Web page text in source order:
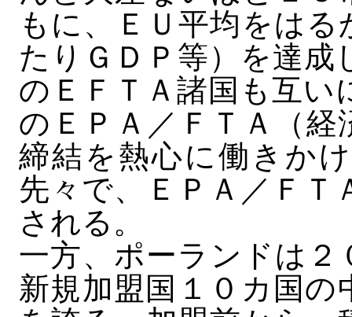
もに、ＥＵ平均をは
たりＧＤＰ等）を達
のＥＦＴＡ諸国も互い
のＥＰＡ／ＦＴＡ（経
締結を熱心に働きか
先々で、ＥＰＡ／Ｆ
される。
一方、ポーランドは２
新規加盟国１０カ国